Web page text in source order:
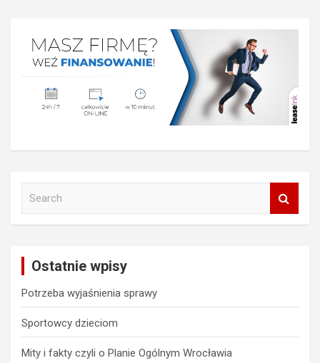
Ostatnie wpisy
Potrzeba wyjaśnienia sprawy
Sportowcy dzieciom
Mity i fakty czyli o Planie Ogólnym Wrocławia